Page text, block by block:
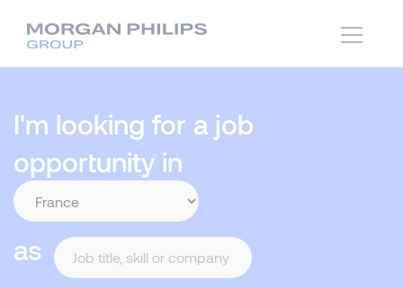
I'm looking for a job
opportunity in
as